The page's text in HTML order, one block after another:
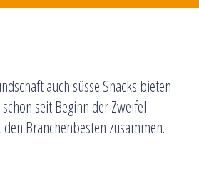
auch süsse Snacks bieten
seit Beginn der Zweifel
Branchenbesten zusammen.